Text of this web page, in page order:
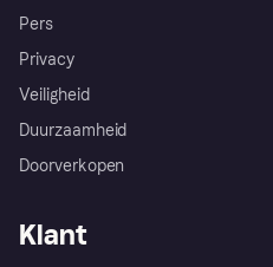
Pers
Privacy
Veiligheid
Duurzaamheid
Doorverkopen
Klant